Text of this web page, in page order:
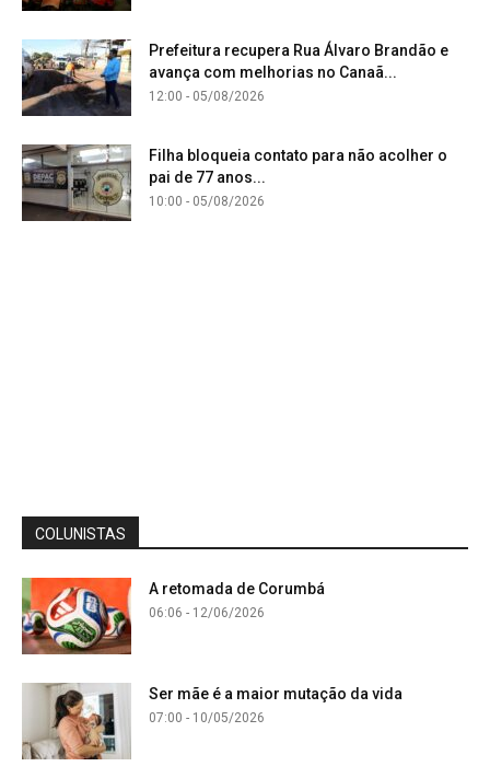
Prefeitura recupera Rua Álvaro Brandão e
avança com melhorias no Canaã...
12:00 - 05/08/2026
Filha bloqueia contato para não acolher o
pai de 77 anos...
10:00 - 05/08/2026
COLUNISTAS
A retomada de Corumbá
06:06 - 12/06/2026
Ser mãe é a maior mutação da vida
07:00 - 10/05/2026